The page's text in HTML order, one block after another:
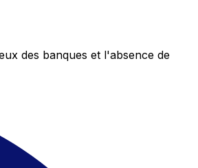
des banques et l'absence de